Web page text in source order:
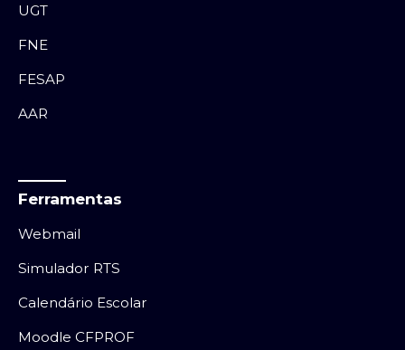
UGT
FNE
FESAP
AAR
Ferramentas
Webmail
Simulador RTS
Calendário Escolar
Moodle CFPROF